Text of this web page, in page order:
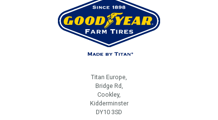
Titan Europe,
Bridge Rd,
Cookley,
Kidderminster
DY10 3SD